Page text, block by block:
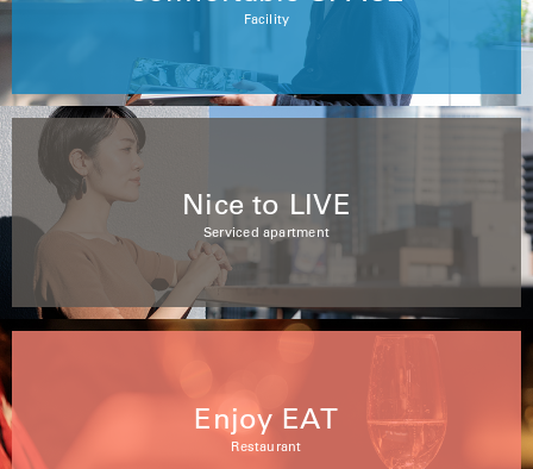
Facility
Nice to LIVE
Serviced apartment
Enjoy EAT
Restaurant